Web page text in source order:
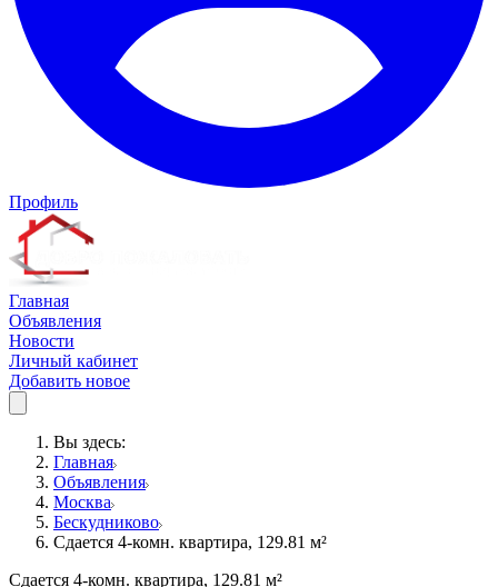
Профиль
Главная
Объявления
Новости
Личный кабинет
Добавить новое
Вы здесь:
Главная
Объявления
Москва
Бескудниково
Сдается 4-комн. квартира, 129.81 м²
Сдается 4-комн. квартира, 129.81 м²